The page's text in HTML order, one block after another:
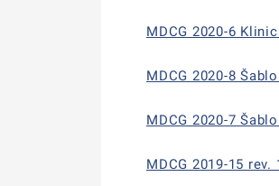
MDCG 2020-6
MDCG 2020-8
MDCG 2020-7
MDCG 2019-15